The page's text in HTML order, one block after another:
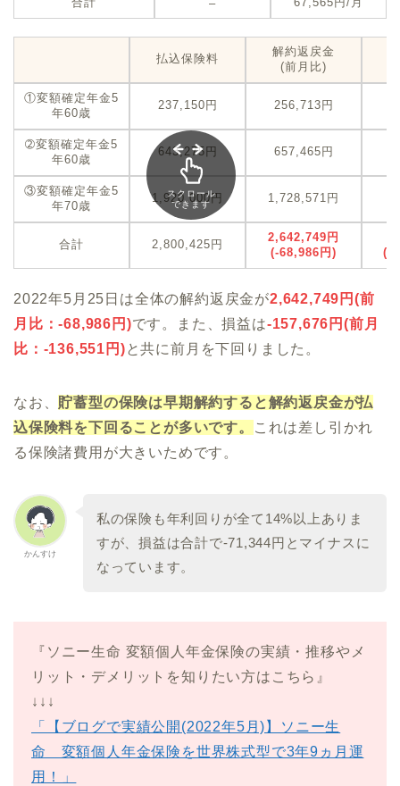
–
払込保険料
解約返戻金
(前月比)
①変額確定年金5
年60歳
237,150円 256,713円
➁変額確定年金5
年60歳
643,275円 657,465円
③変額確定年金5
年70歳
1,920,000円 1,728,571円
合計 2,800,425円
2,642,749円
(-68,986円)
(-
スクロール
できます
2022年5月25日は全体の解約返戻金が2,642,749 円(前
月比：-68,986 円)です。また、損益は-157,676 円(前月
比： -136,551 円)と共に前月を下回りました。
なお、 貯蓄型の保険は早期解約すると解約返戻金が払
込保険料を下回ることが多いです。
これは差し引かれ
る保険諸費用が大きいためです。
かんすけ
私の保険も年利回りが全て14%以上ありま
すが、損益は合計で-71,344円とマイナスに
なっています。
『ソニー生命 変額個人年金保険の実績・推移やメ
リット・デメリットを知りたい方はこちら』
↓↓↓
「【ブログで実績公開(2022年5月)】ソニー生
命 変額個人年金保険を世界株式型で3年9ヵ月運
用！」